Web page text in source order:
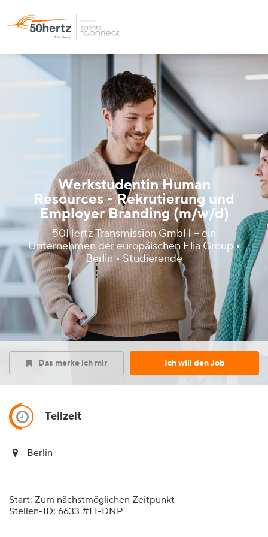
Werkstudentin Human
Resources - Rekrutierung und
Employer Branding (m/w/d)
50Hertz Transmission GmbH – ein
Unternehmen der europäischen Elia Group •
Berlin • Studierende
Das merke ich mir Ich will den Job
Teilzeit
Berlin
Start: Zum nächstmöglichen Zeitpunkt
Stellen-ID: 6633 #LI-DNP